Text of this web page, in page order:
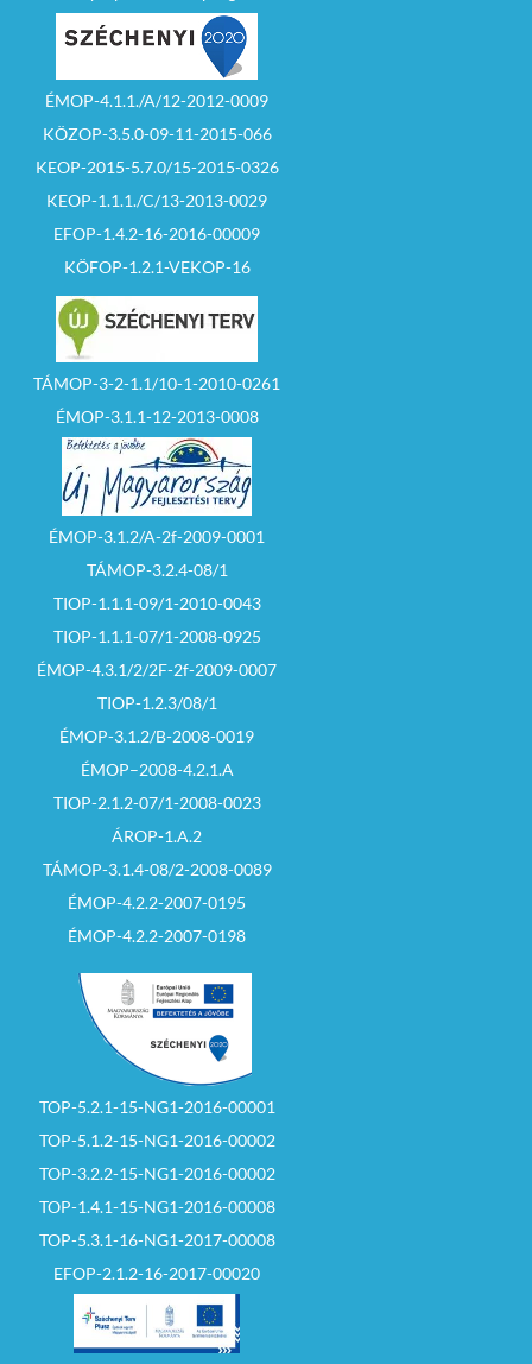
ÉMOP-4.1.1./A/12-2012-0009
KÖZOP-3.5.0-09-11-2015-066
KEOP-2015-5.7.0/15-2015-0326
KEOP-1.1.1./C/13-2013-0029
EFOP-1.4.2-16-2016-00009
KÖFOP-1.2.1-VEKOP-16
TÁMOP-3-2-1.1/10-1-2010-0261
ÉMOP-3.1.1-12-2013-0008
ÉMOP-3.1.2/A-2f-2009-0001
TÁMOP-3.2.4-08/1
TIOP-1.1.1-09/1-2010-0043
TIOP-1.1.1-07/1-2008-0925
ÉMOP-4.3.1/2/2F-2f-2009-0007
TIOP-1.2.3/08/1
ÉMOP-3.1.2/B-2008-0019
ÉMOP–2008-4.2.1.A
TIOP-2.1.2-07/1-2008-0023
ÁROP-1.A.2
TÁMOP-3.1.4-08/2-2008-0089
ÉMOP-4.2.2-2007-0195
ÉMOP-4.2.2-2007-0198
TOP-5.2.1-15-NG1-2016-00001
TOP-5.1.2-15-NG1-2016-00002
TOP-3.2.2-15-NG1-2016-00002
TOP-1.4.1-15-NG1-2016-00008
TOP-5.3.1-16-NG1-2017-00008
EFOP-2.1.2-16-2017-00020